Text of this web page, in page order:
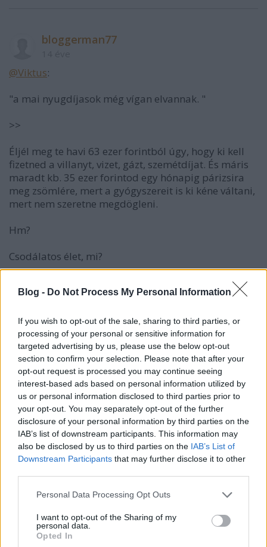
Blog - Do Not Process My Personal Information
If you wish to opt-out of the sale, sharing to third parties, or
processing of your personal or sensitive information for
targeted advertising by us, please use the below opt-out
section to confirm your selection. Please note that after your
opt-out request is processed you may continue seeing
interest-based ads based on personal information utilized by
us or personal information disclosed to third parties prior to
your opt-out. You may separately opt-out of the further
disclosure of your personal information by third parties on the
IAB’s list of downstream participants. This information may
also be disclosed by us to third parties on the IAB’s List of
Downstream Participants that may further disclose it to other
Please note that this website/app uses one or more Google
not limited to your visit or usage behaviour. You may click to
grant or deny consent to Google and its third-party tags to
use your data for below specified purposes in below Google
Personal Data Processing Opt Outs
I want to opt-out of the Sharing of my
personal data.
Opted In
bloggerman77
@Viktus:
"a mai nyugdíjasok még vígan elvannak. "
>>
Éljél meg te havi 63 ezer forintból úgy, hogy ki kell
fizetned a villanyt, vizet, gázt, szemétdíjat. És máris
maradt kb. 35 ezer forintod egy hónapig párizsira
meg zsömlére, mert a gyógyszereit is ki kéne váltani,
mert nem szeretne megdögleni.
Hm?
Csodálatos élet, mi?
14 éve
@bloggerman77 : leirtak sokszor amugy...
a mostani nyuggerek az elozo nyugger generacioval
nagyon kikurtak
www.youtube.com/watch?v=xDBaNZSP05k
SvenH. (törölt)
14 éve
lesz majd 200e...
sirjak most?